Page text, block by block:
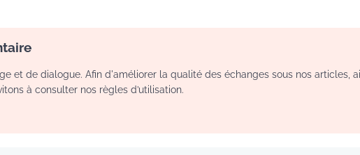
et de dialogue. Afin d'améliorer la qualité des échanges sous nos articles,
à consulter nos règles d’utilisation.